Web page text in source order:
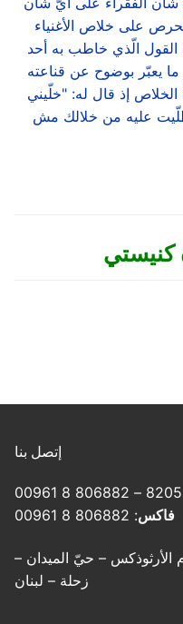
على خلاص الأغنياء
القول الّذي خاطب به أحد
يعبّر بوضوح عن قناعته
إذ قال له: "خلّيني
عليه من خلالك مش
كنيستي
إتصل بنا
فاكس: 806882 8 00961
الأرثوذكس – حيّ الميدان –
زحلة – لبنان